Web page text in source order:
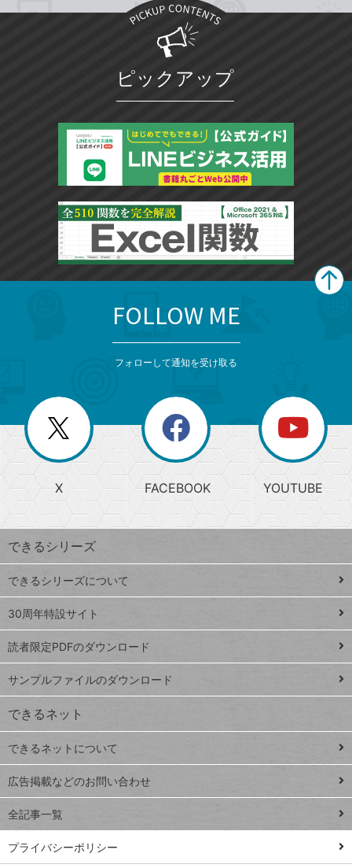
ピックアップ
じ
る
search
検
索
上
昇
ワ
ー
ド
Google
スプレ
ッドシ
ート
iPhone
VLOOKUP
close
閉じ
る
閉
じ
る
ー
か
ら
探
す
ト
ッ
プ
ペ
ジ
連載
Excel Q&A
トイアンナ流仕
事術
PowerAutomate
ではじめる業務
の完全自動化
FOLLOW ME
フォローして通知を受け取る
X FACEBOOK YOUTUBE
できるシリーズ
できるシリーズについて
30周年特設サイト
読者限定PDFのダウンロード
サンプルファイルのダウンロード
できるネット
できるネットについて
広告掲載などのお問い合わせ
全記事一覧
プライバシーポリシー